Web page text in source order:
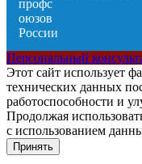
Персональный
Этот сайт использует
технических данных
работоспособности и
Продолжая
с использованием
Принять